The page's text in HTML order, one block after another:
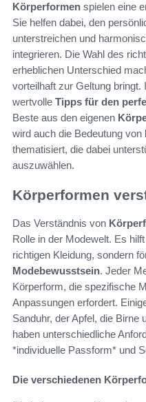
Körperformen spielen eine
Sie helfen dabei, den
unterstreichen und
integrieren. Die Wahl des
erheblichen Unterschied
vorteilhaft zur Geltung bringt.
wertvolle Tipps für den
Beste aus den eigenen
wird auch die Bedeutung von
thematisiert, die dabei
auszuwählen.
Körperformen
Das Verständnis von
Rolle in der Modewelt. Es
richtigen Kleidung, sondern
Modebewusstsein. Jeder
Körperform, die spezifische
Anpassungen erfordert.
Sanduhr, der Apfel, die
haben unterschiedliche
*individuelle Passform* und
Die verschiedenen